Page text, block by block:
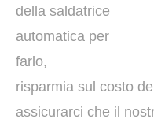
della saldatrice
automatica per
farlo,
risparmia sul costo
assicurarci che il